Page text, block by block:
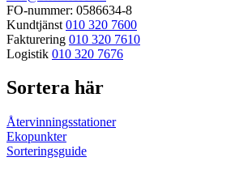
FO-nummer: 0586634-8
Kundtjänst 010 320 7600
Fakturering 010 320 7610
Logistik 010 320 7676
Sortera här
Återvinningsstationer
Ekopunkter
Sorteringsguide